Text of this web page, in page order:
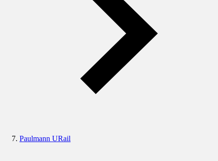
Paulmann URail